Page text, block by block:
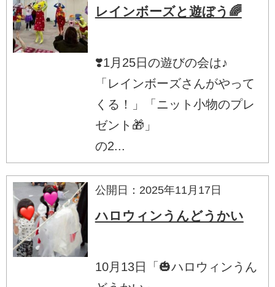
レインボーズと遊ぼう🌈
❣️1月25日の遊びの会は♪
「レインボーズさんがやって
くる！」「ニット小物のプレ
ゼント🎁」
の2...
公開日：2025年11月17日
ハロウィンうんどうかい
10月13日「🎃ハロウィンうん